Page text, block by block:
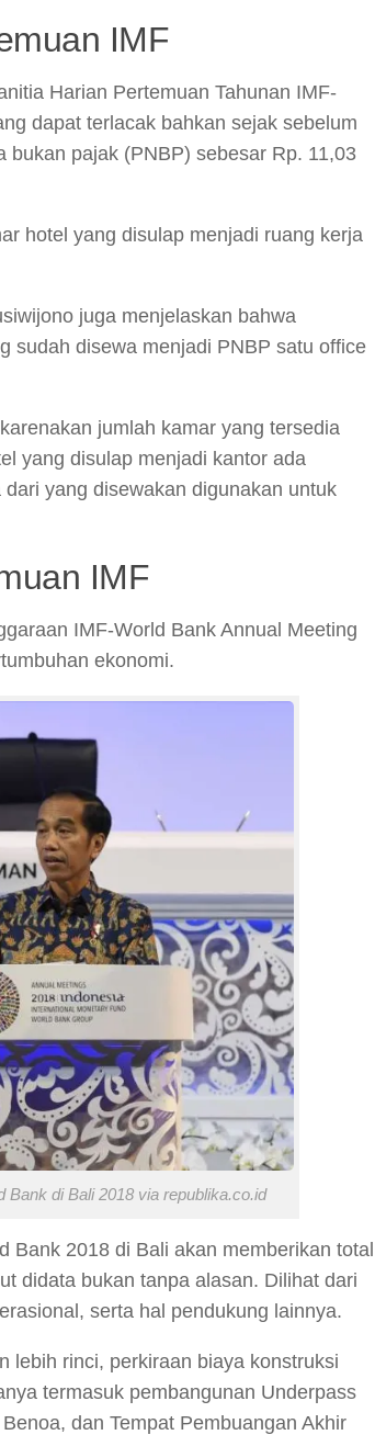
IMF
Harian Pertemuan Tahunan IMF-
dapat terlacak bahkan sejak sebelum
pajak (PNBP) sebesar Rp. 11,03
hotel yang disulap menjadi ruang kerja
juga menjelaskan bahwa
sudah disewa menjadi PNBP satu office
jumlah kamar yang tersedia
yang disulap menjadi kantor ada
yang disewakan digunakan untuk
IMF
IMF-World Bank Annual Meeting
ekonomi.
di Bali 2018 via republika.co.id
Bank 2018 di Bali akan memberikan total
didata bukan tanpa alasan. Dilihat dari
serta hal pendukung lainnya.
lebih rinci, perkiraan biaya konstruksi
termasuk pembangunan Underpass
dan Tempat Pembuangan Akhir